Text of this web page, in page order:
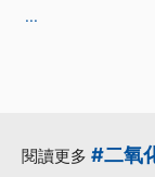
...
閱讀更多 #二氧